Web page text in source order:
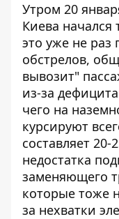
Утром 20
Киева начался
это уже не раз
обстрелов,
вывозит"
из-за
чего на
курсируют
составляет
недостатка
заменяющего
которые тоже
за нехватки